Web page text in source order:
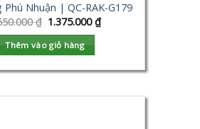
Nhuận | QC-RAK-G179
₫ 1.375.000₫
Thêm vào giỏ hàng